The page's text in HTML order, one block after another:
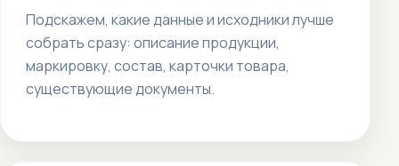
Подскажем, какие данные и исходники лучше
собрать сразу: описание продукции,
маркировку, состав, карточки товара,
существующие документы.